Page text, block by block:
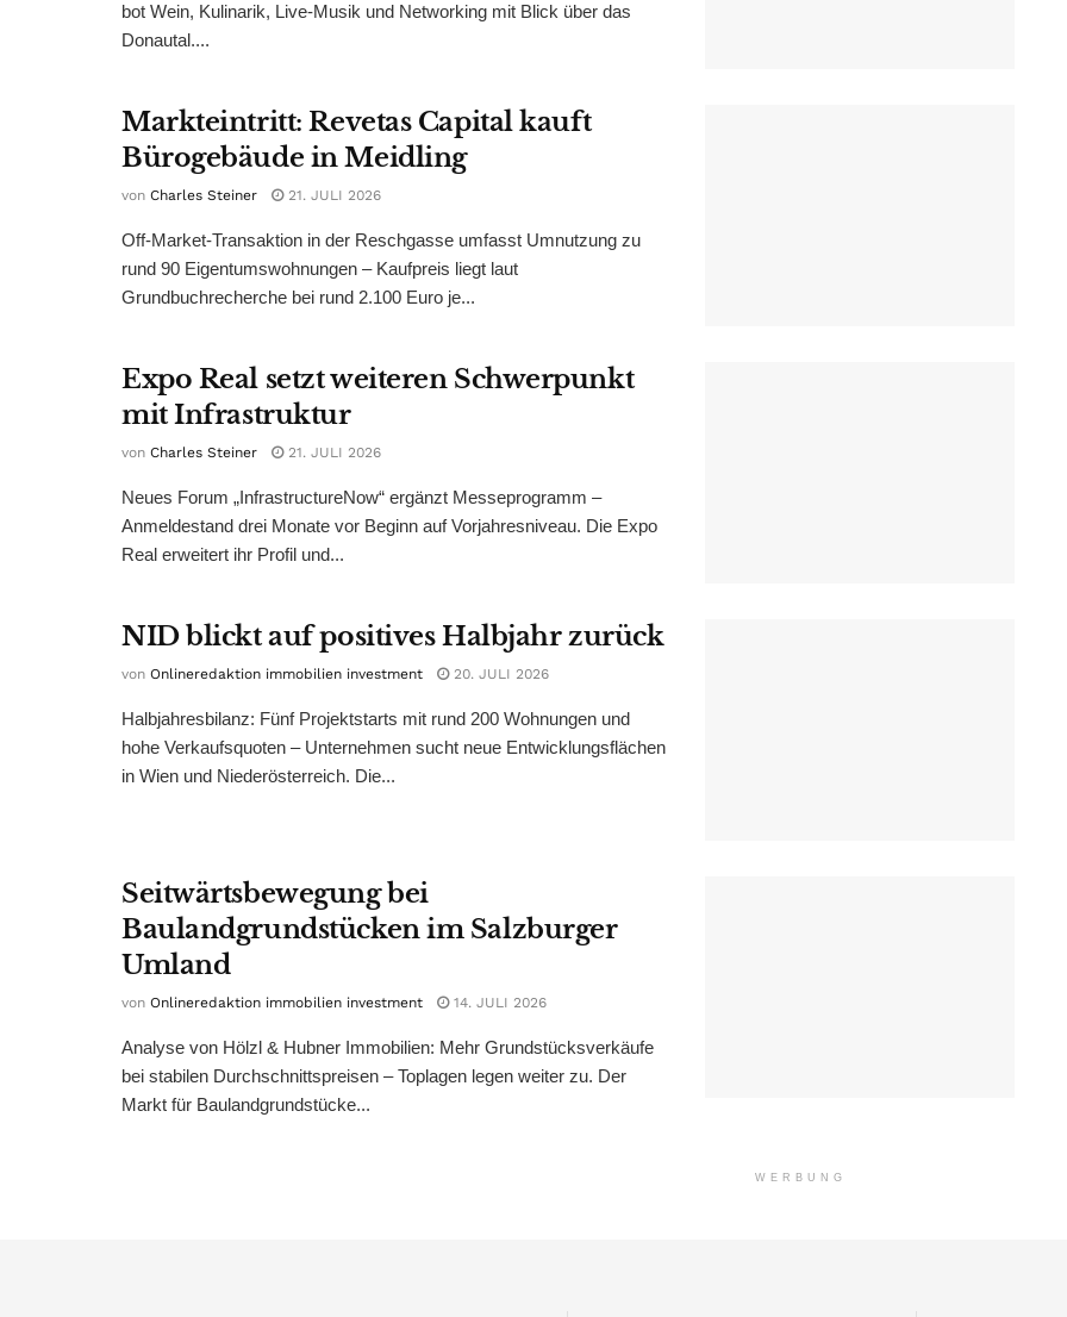
bot Wein, Kulinarik, Live-Musik und Networking mit Blick über das
Donautal....
Markteintritt: Revetas Capital kauft
Bürogebäude in Meidling
von Charles Steiner 21. JULI 2026
Off-Market-Transaktion in der Reschgasse umfasst Umnutzung zu
rund 90 Eigentumswohnungen – Kaufpreis liegt laut
Grundbuchrecherche bei rund 2.100 Euro je...
Expo Real setzt weiteren Schwerpunkt
mit Infrastruktur
von Charles Steiner 21. JULI 2026
Neues Forum „InfrastructureNow“ ergänzt Messeprogramm –
Anmeldestand drei Monate vor Beginn auf Vorjahresniveau. Die Expo
Real erweitert ihr Profil und...
NID blickt auf positives Halbjahr zurück
von Onlineredaktion immobilien investment 20. JULI 2026
Halbjahresbilanz: Fünf Projektstarts mit rund 200 Wohnungen und
hohe Verkaufsquoten – Unternehmen sucht neue Entwicklungsflächen
in Wien und Niederösterreich. Die...
Seitwärtsbewegung bei
Baulandgrundstücken im Salzburger
Umland
von Onlineredaktion immobilien investment 14. JULI 2026
Analyse von Hölzl & Hubner Immobilien: Mehr Grundstücksverkäufe
bei stabilen Durchschnittspreisen – Toplagen legen weiter zu. Der
Markt für Baulandgrundstücke...
WERBUNG